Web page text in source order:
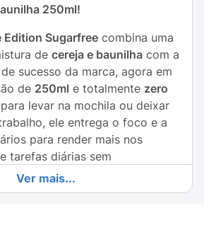
250ml!
Edition Sugarfree combina uma
de cereja e baunilha com a
sucesso da marca, agora em
de 250ml e totalmente zero
levar na mochila ou deixar
ele entrega o foco e a
para render mais nos
tarefas diárias sem
dieta.
combinadas com o toque suave
Ver mais...